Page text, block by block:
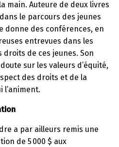
main. Auteure de deux livres
le parcours des jeunes
donne des conférences, en
entrevues dans les
de ces jeunes. Son
sur les valeurs d’équité,
des droits et de la
l’animent.
a par ailleurs remis une
de 5 000 $ aux